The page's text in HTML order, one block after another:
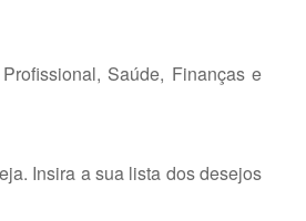
Saúde, Finanças e
Insira a sua lista dos desejos